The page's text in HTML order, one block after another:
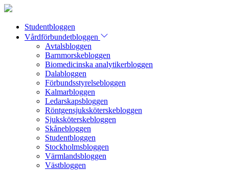
Studentbloggen
Vårdförbundetbloggen
Avtalsbloggen
Barnmorskebloggen
Biomedicinska analytikerbloggen
Dalabloggen
Förbundsstyrelsebloggen
Kalmarbloggen
Ledarskapsbloggen
Röntgensjuksköterskebloggen
Sjuksköterskebloggen
Skånebloggen
Studentbloggen
Stockholmsbloggen
Värmlandsbloggen
Västbloggen